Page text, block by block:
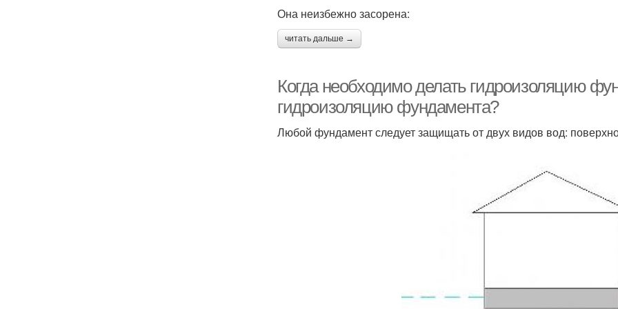
Она неизбежно засорена:
читать дальше →
Когда необходимо делать гидроизоляцию
гидроизоляцию фундамента?
Любой фундамент следует защищать от двух видов вод: